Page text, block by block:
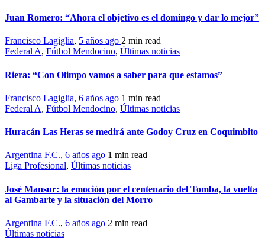
Juan Romero: “Ahora el objetivo es el domingo y dar lo mejor”
Francisco Lagiglia, 5 años ago 2 min read
Federal A, Fútbol Mendocino, Últimas noticias
Riera: “Con Olimpo vamos a saber para que estamos”
Francisco Lagiglia, 6 años ago 1 min read
Federal A, Fútbol Mendocino, Últimas noticias
Huracán Las Heras se medirá ante Godoy Cruz en Coquimbito
Argentina F.C., 6 años ago 1 min read
Liga Profesional, Últimas noticias
José Mansur: la emoción por el centenario del Tomba, la vuelta
al Gambarte y la situación del Morro
Argentina F.C., 6 años ago 2 min read
Últimas noticias